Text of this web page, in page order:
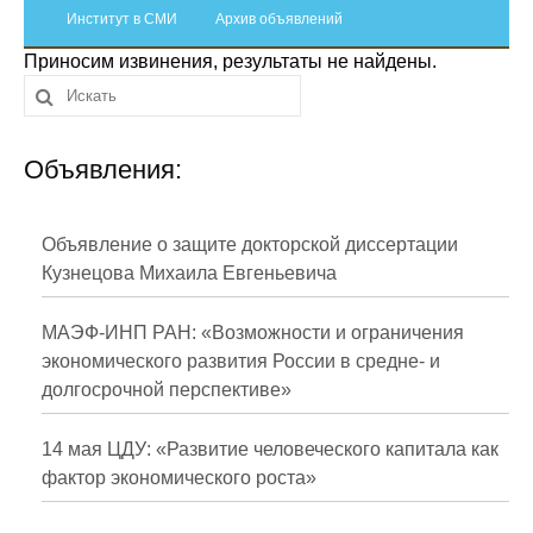
Отчетность
Противодействие коррупции
Материалы для СМИ
Публикации
Научная жизнь
Проблемы прогнозирования
О журнале
Номера журналов
Институт в СМИ Архив объявлений
Приносим извинения, результаты не найдены.
Объявления:
Объявление о защите докторской диссертации
Кузнецова Михаила Евгеньевича
МАЭФ-ИНП РАН: «Возможности и ограничения
экономического развития России в средне- и
долгосрочной перспективе»
14 мая ЦДУ: «Развитие человеческого капитала как
фактор экономического роста»